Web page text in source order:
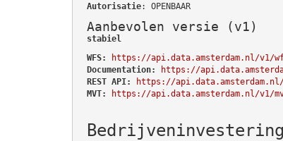
Autorisatie: OPENBAAR
Aanbevolen versie (v1)
stabiel
WFS:
https://api.data.amsterdam.nl/v1/
Documentation:
https://
REST API:
https://api.data.amsterdam.nl/
MVT:
https://api.data.amsterdam.nl/v1/